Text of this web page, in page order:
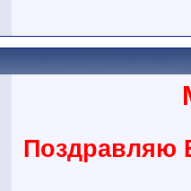
Поздравляю